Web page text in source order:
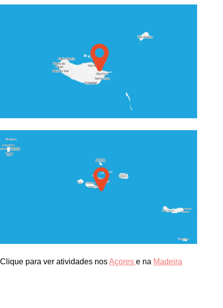
Clique para ver atividades nosAçores e na Madeira